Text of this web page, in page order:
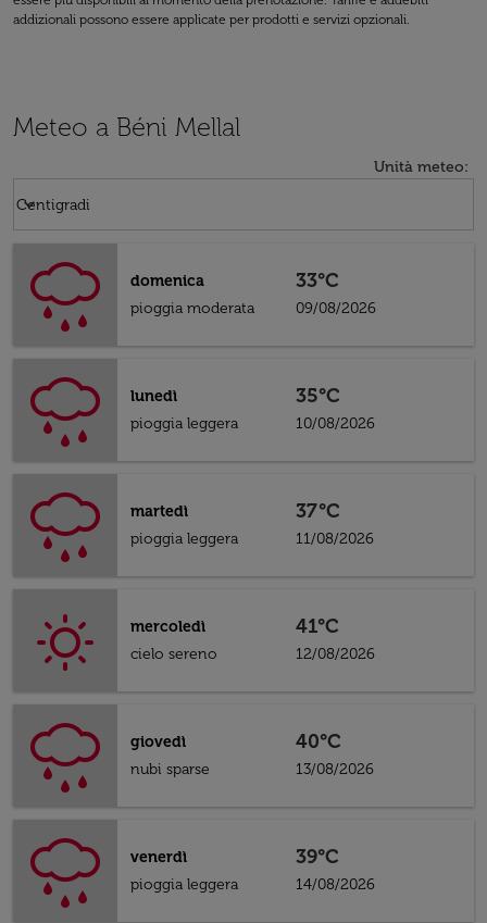
addizionali possono essere applicate per prodotti e servizi opzionali.
Meteo a Béni Mellal
Unità meteo:
Centigradi
keyboard_arrow_down
domenica
pioggia moderata
33°C
09/08/2026
lunedì
pioggia leggera
35°C
10/08/2026
martedì
pioggia leggera
37°C
11/08/2026
mercoledì
cielo sereno
41°C
12/08/2026
giovedì
nubi sparse
40°C
13/08/2026
venerdì
pioggia leggera
39°C
14/08/2026